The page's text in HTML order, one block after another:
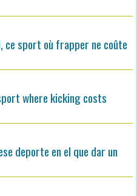
ce sport où frapper ne coûte
where kicking costs
deporte en el que dar un